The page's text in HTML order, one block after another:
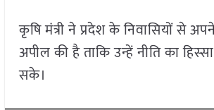
कृषि मंत्री ने प्रदेश के निवासियों से
अपील की है ताकि उन्हें नीति का
सके।